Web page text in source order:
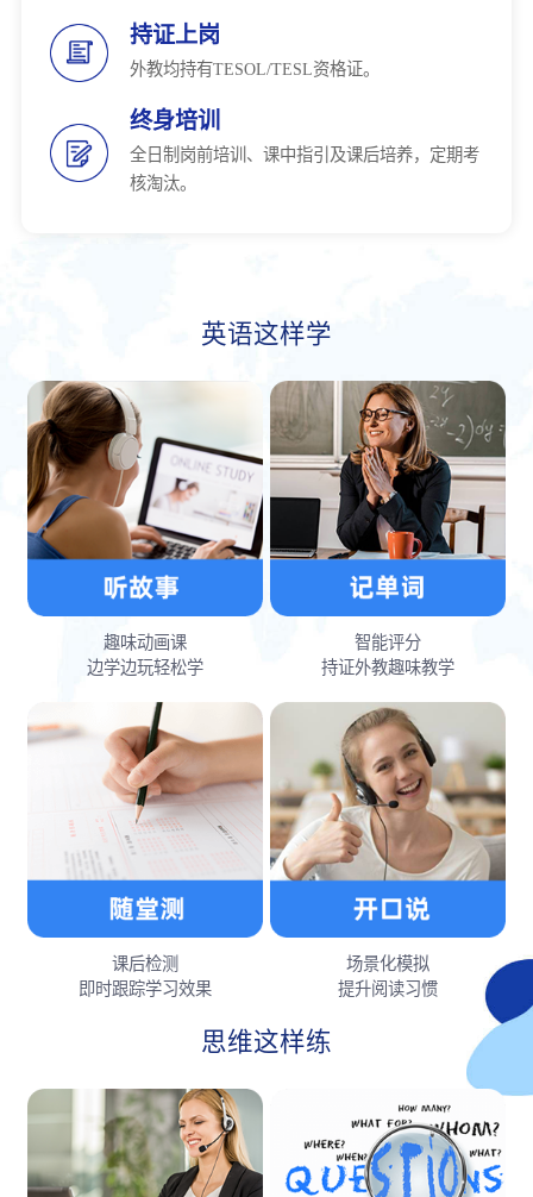
持证上岗
外教均持有TESOL/TESL资格证。
终身培训
全日制岗前培训、课中指引及课后培养，定期考
核淘汰。
英语这样学
趣味动画课
边学边玩轻松学
智能评分
持证外教趣味教学
课后检测
即时跟踪学习效果
场景化模拟
提升阅读习惯
思维这样练